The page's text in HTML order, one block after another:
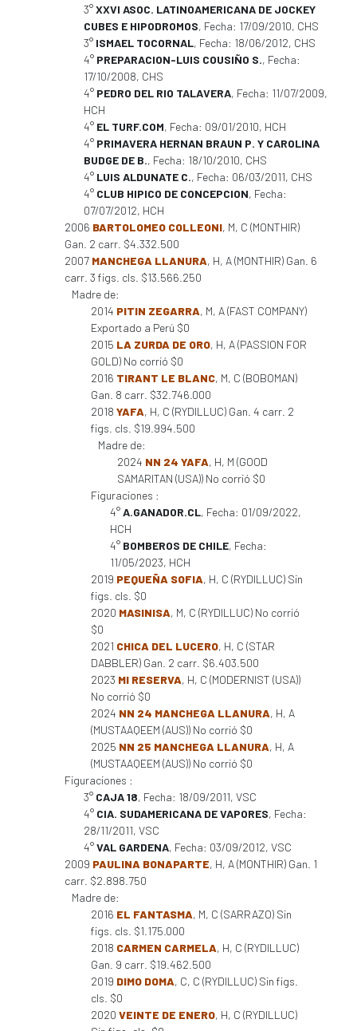
3°XXVI ASOC. LATINOAMERICANA DE JOCKEY
CUBES E HIPODROMOS, Fecha: 17/09/2010, CHS
3° ISMAEL TOCORNAL, Fecha: 18/06/2012, CHS
4° PREPARACION-LUIS COUSIÑO S., Fecha:
17/10/2008, CHS
4° PEDRO DEL RIO TALAVERA, Fecha: 11/07/2009,
HCH
4° EL TURF.COM, Fecha: 09/01/2010, HCH
4° PRIMAVERA HERNAN BRAUN P. Y CAROLINA
BUDGE DE B., Fecha: 18/10/2010, CHS
4° LUIS ALDUNATE C., Fecha: 06/03/2011, CHS
4° CLUB HIPICO DE CONCEPCION, Fecha:
07/07/2012, HCH
2006 BARTOLOMEO COLLEONI, M, C (MONTHIR)
Gan. 2 carr. $4.332.500
2007 MANCHEGA LLANURA, H, A (MONTHIR) Gan. 6
carr. 3 figs. cls. $13.566.250
Madre de:
2014 PITIN ZEGARRA, M, A (FAST COMPANY)
Exportado a Perú $0
2015 LA ZURDA DE ORO, H, A (PASSION FOR
GOLD) No corrió $0
2016 TIRANT LE BLANC, M, C (BOBOMAN)
Gan. 8 carr. $32.746.000
2018 YAFA, H, C (RYDILLUC) Gan. 4 carr. 2
figs. cls. $19.994.500
Madre de:
2024 NN 24 YAFA, H, M (GOOD
SAMARITAN (USA)) No corrió $0
Figuraciones :
4°A.GANADOR.CL, Fecha: 01/09/2022,
HCH
4° BOMBEROS DE CHILE, Fecha:
11/05/2023, HCH
2019 PEQUEÑA SOFIA, H, C (RYDILLUC) Sin
figs. cls. $0
2020 MASINISA, M, C (RYDILLUC) No corrió
$0
2021 CHICA DEL LUCERO, H, C (STAR
DABBLER) Gan. 2 carr. $6.403.500
2023 MI RESERVA, H, C (MODERNIST (USA))
No corrió $0
2024 NN 24 MANCHEGA LLANURA, H, A
(MUSTAAQEEM (AUS)) No corrió $0
2025 NN 25 MANCHEGA LLANURA, H, A
(MUSTAAQEEM (AUS)) No corrió $0
Figuraciones :
3° CAJA 18, Fecha: 18/09/2011, VSC
4° CIA. SUDAMERICANA DE VAPORES, Fecha:
28/11/2011, VSC
4°VAL GARDENA, Fecha: 03/09/2012, VSC
2009 PAULINA BONAPARTE, H, A (MONTHIR) Gan. 1
carr. $2.898.750
Madre de:
2016 EL FANTASMA, M, C (SARRAZO) Sin
figs. cls. $1.175.000
2018 CARMEN CARMELA, H, C (RYDILLUC)
Gan. 9 carr. $19.462.500
2019 DIMO DOMA, C, C (RYDILLUC) Sin figs.
cls. $0
2020 VEINTE DE ENERO, H, C (RYDILLUC)